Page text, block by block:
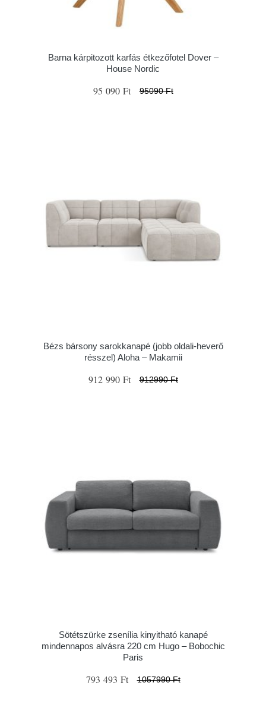
Barna kárpitozott karfás étkezőfotel Dover –
House Nordic
95 090 Ft 95090 Ft
Bézs bársony sarokkanapé (jobb oldali-heverő
résszel) Aloha – Makamii
912 990 Ft 912990 Ft
Sötétszürke zsenília kinyitható kanapé
mindennapos alvásra 220 cm Hugo – Bobochic
Paris
793 493 Ft 1057990 Ft